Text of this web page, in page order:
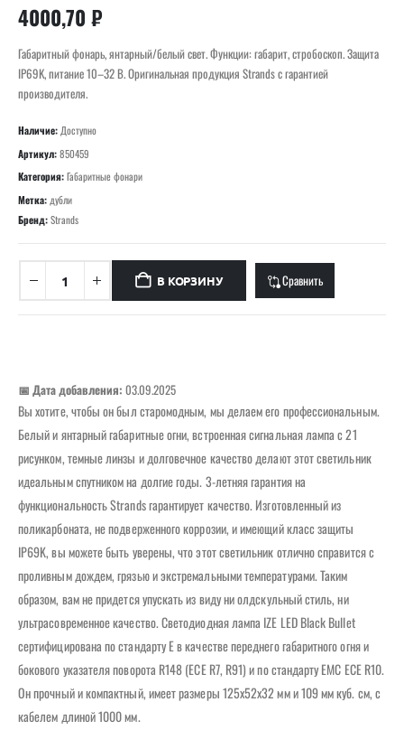
4000,70 ₽
Габаритный фонарь, янтарный/белый свет. Функции: габарит, стробоскоп. Защита
IP69K, питание 10–32 В. Оригинальная продукция Strands с гарантией
производителя.
Наличие: Доступно
Артикул:850459
Категория:Габаритные фонари
Метка: дубли
Бренд:Strands
В КОРЗИНУ Сравнить
📅 Дата добавления: 03.09.2025
Вы хотите, чтобы он был старомодным, мы делаем его профессиональным.
Белый и янтарный габаритные огни, встроенная сигнальная лампа с 21
рисунком, темные линзы и долговечное качество делают этот светильник
идеальным спутником на долгие годы. 3-летняя гарантия на
функциональность Strands гарантирует качество. Изготовленный из
поликарбоната, не подверженного коррозии, и имеющий класс защиты
IP69K, вы можете быть уверены, что этот светильник отлично справится с
проливным дождем, грязью и экстремальными температурами. Таким
образом, вам не придется упускать из виду ни олдскульный стиль, ни
ультрасовременное качество. Светодиодная лампа IZE LED Black Bullet
сертифицирована по стандарту E в качестве переднего габаритного огня и
бокового указателя поворота R148 (ECE R7, R91) и по стандарту EMC ECE R10.
Он прочный и компактный, имеет размеры 125x52x32 мм и 109 мм куб. см, с
кабелем длиной 1000 мм.